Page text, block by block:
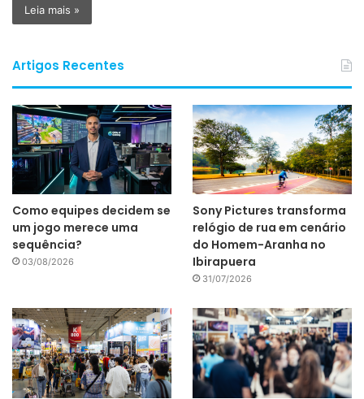
Leia mais »
Artigos Recentes
Como equipes decidem se
um jogo merece uma
sequência?
03/08/2026
Sony Pictures transforma
relógio de rua em cenário
do Homem-Aranha no
Ibirapuera
31/07/2026